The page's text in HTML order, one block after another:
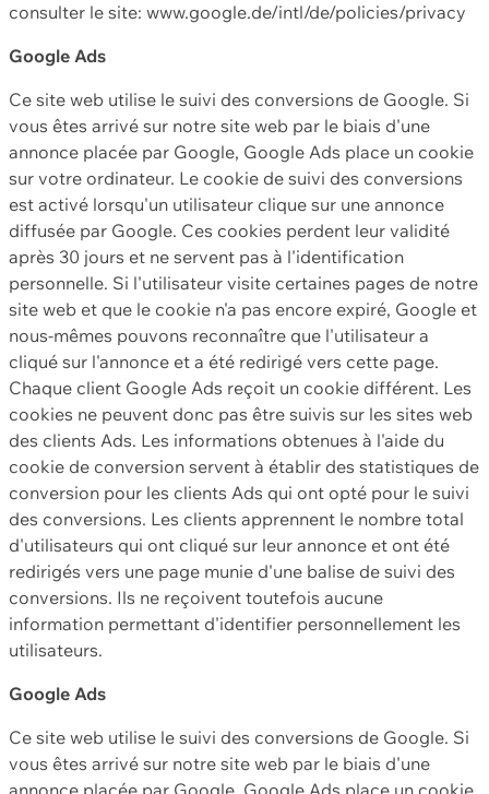
consulter le site: www.google.de/intl/de/policies/privacy
Google Ads
Ce site web utilise le suivi des conversions de Google. Si
vous êtes arrivé sur notre site web par le biais d'une
annonce placée par Google, Google Ads place un cookie
sur votre ordinateur. Le cookie de suivi des conversions
est activé lorsqu'un utilisateur clique sur une annonce
diffusée par Google. Ces cookies perdent leur validité
après 30 jours et ne servent pas à l'identification
personnelle. Si l'utilisateur visite certaines pages de notre
site web et que le cookie n'a pas encore expiré, Google et
nous-mêmes pouvons reconnaître que l'utilisateur a
cliqué sur l'annonce et a été redirigé vers cette page.
Chaque client Google Ads reçoit un cookie différent. Les
cookies ne peuvent donc pas être suivis sur les sites web
des clients Ads. Les informations obtenues à l'aide du
cookie de conversion servent à établir des statistiques de
conversion pour les clients Ads qui ont opté pour le suivi
des conversions. Les clients apprennent le nombre total
d'utilisateurs qui ont cliqué sur leur annonce et ont été
redirigés vers une page munie d'une balise de suivi des
conversions. Ils ne reçoivent toutefois aucune
information permettant d'identifier personnellement les
utilisateurs.
Google Ads
Ce site web utilise le suivi des conversions de Google. Si
vous êtes arrivé sur notre site web par le biais d'une